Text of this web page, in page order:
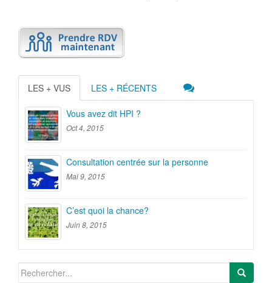
LES + VUS LES + RÉCENTS
Vous avez dit HPI ?
Oct 4, 2015
Consultation centrée sur la personne
Mai 9, 2015
C’est quoi la chance?
Juin 8, 2015
Search